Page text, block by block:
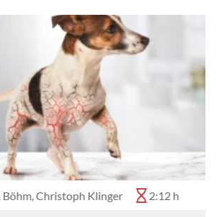
Education).
Christoph Klinger 2:12 h